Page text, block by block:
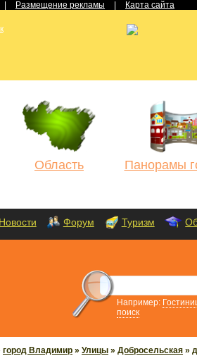
Размещение рекламы Карта сайта
Область Панорамы
Новости Форум Туризм
Например:
поиск
город Владимир » Улицы » Добросельская »